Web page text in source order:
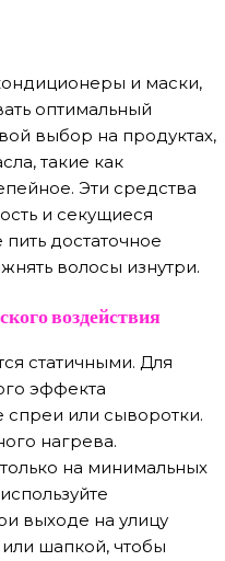
и маски,
оптимальный
выбор на продуктах,
такие как
Эти средства
и секущиеся
достаточное
волосы изнутри.
воздействия
статичными. Для
эффекта
спреи или сыворотки.
нагрева.
на минимальных
выходе на улицу
шапкой, чтобы